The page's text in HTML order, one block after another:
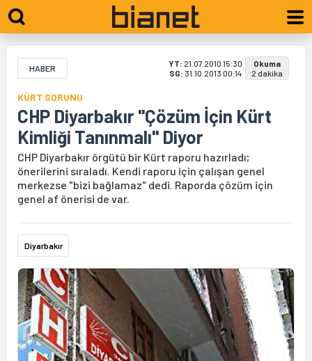
HABER YT: 21.07.2010 15:30
SG: 31.10.2013 00:14
Okuma
2 dakika
KÜRT SORUNU
CHP Diyarbakır "Çözüm İçin Kürt
Kimliği Tanınmalı" Diyor
CHP Diyarbakır örgütü bir Kürt raporu hazırladı;
önerilerini sıraladı. Kendi raporu için çalışan genel
merkezse "bizi bağlamaz" dedi. Raporda çözüm için
genel af önerisi de var.
Diyarbakır